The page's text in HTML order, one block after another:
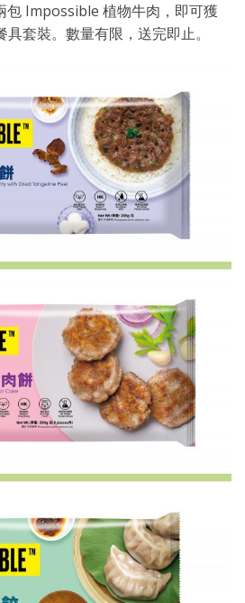
Impossible 植物牛肉，即可獲
套裝。數量有限，送完即止。